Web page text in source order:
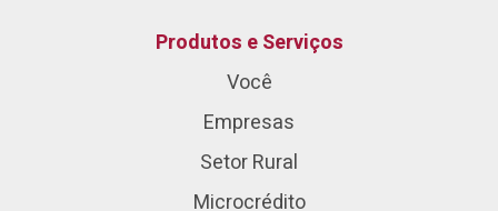
Produtos e Serviços
Você
Empresas
Setor Rural
Microcrédito